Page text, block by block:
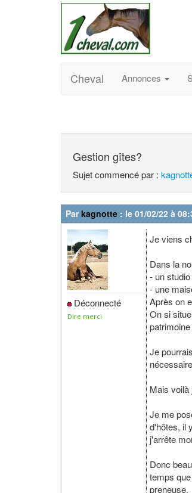
Cheval Annonces
Gestion gîtes?
Sujet commencé par :
Parkagnotte : le 01/02/22 à
Déconnecté
Dire merci
Je viens
Dans la
- un
- une
Après on
On si
Je
Mais voilà
Je me
d'hôtes, il
j'arrête
Donc
temps
preneuse.